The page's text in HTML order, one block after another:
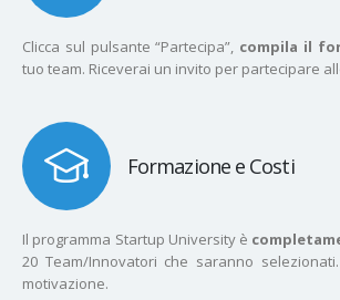
Clicca sul pulsante “Partecipa”, compila il
tuo team. Riceverai un invito per partecipare
Formazione e Costi
Il programma Startup University è
20 Team/Innovatori che saranno
motivazione.